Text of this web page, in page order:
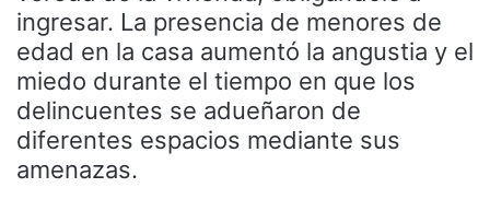
ingresar. La presencia de menores de
edad en la casa aumentó la angustia y el
miedo durante el tiempo en que los
delincuentes se adueñaron de
diferentes espacios mediante sus
amenazas.